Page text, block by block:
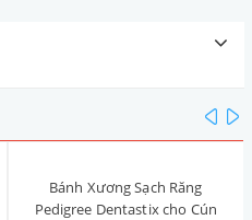
Bánh Xương Sạch Răng
Pedigree Dentastix cho Cún